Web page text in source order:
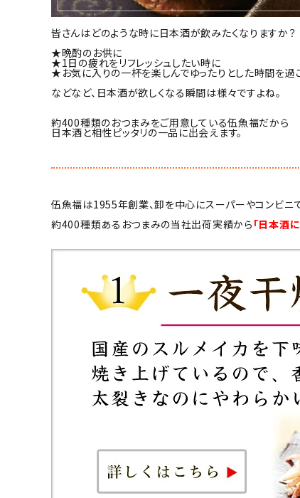
皆さんはどのような時に日本酒が飲みたくなりますか？
★晩酌のお供に
★1日の疲れをリフレッシュしたい時に
★お気に入りの一杯を楽しんでゆったりとした時間を過
などなど、日本酒が欲しくなる瞬間は様々ですよね。
約400種類のおつまみをご用意している伍魚福だから
日本酒と相性ピッタリの一品に出会えます。
伍魚福は1955年創業、卸を中心にスーパーやコンビニ
約400種類あるおつまみの当社出荷実績から 「日本酒